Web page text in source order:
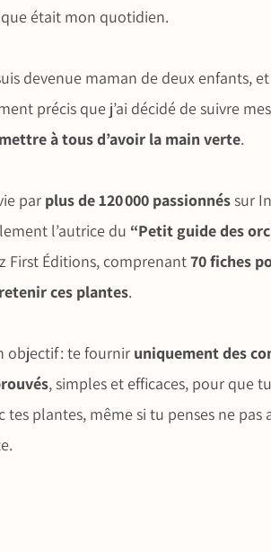
était mon quotidien.
devenue maman de deux enfants, et
précis que j’ai décidé de suivre mes
à tous d’avoir la main verte.
par plus de 120 000 passionnéssur
l’autrice du “Petit guide des
First Éditions, comprenant70 fiches
ces plantes.
objectif : te fournir uniquement des
, simples et efficaces, pour que
tes plantes, même si tu penses ne pas